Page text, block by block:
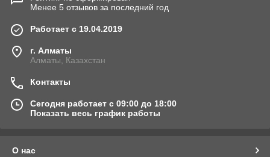
Менее 5 отзывов за последний год
Работает с 19.04.2019
г. Алматы
Алматы, Казахстан
Контакты
Сегодня работает с 09:00 до 18:00
Показать весь график работы
О нас